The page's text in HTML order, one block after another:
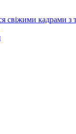
свіжими кадрами з